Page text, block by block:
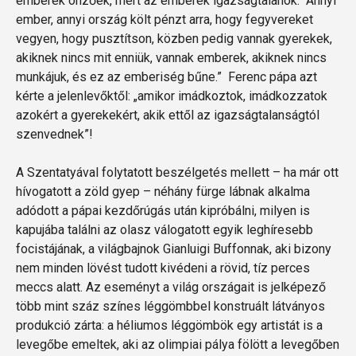
ember, annyi ország költ pénzt arra, hogy fegyvereket
vegyen, hogy pusztítson, közben pedig vannak gyerekek,
akiknek nincs mit enniük, vannak emberek, akiknek nincs
munkájuk, és ez az emberiség bűne.” Ferenc pápa azt
kérte a jelenlevőktől: „amikor imádkoztok, imádkozzatok
azokért a gyerekekért, akik ettől az igazságtalanságtól
szenvednek”!
A Szentatyával folytatott beszélgetés mellett – ha már ott
hívogatott a zöld gyep – néhány fürge lábnak alkalma
adódott a pápai kezdőrúgás után kipróbálni, milyen is
kapujába találni az olasz válogatott egyik leghíresebb
focistájának, a világbajnok Gianluigi Buffonnak, aki bizony
nem minden lövést tudott kivédeni a rövid, tíz perces
meccs alatt. Az eseményt a világ országait is jelképező
több mint száz színes léggömbbel konstruált látványos
produkció zárta: a héliumos léggömbök egy artistát is a
levegőbe emeltek, aki az olimpiai pálya fölött a levegőben